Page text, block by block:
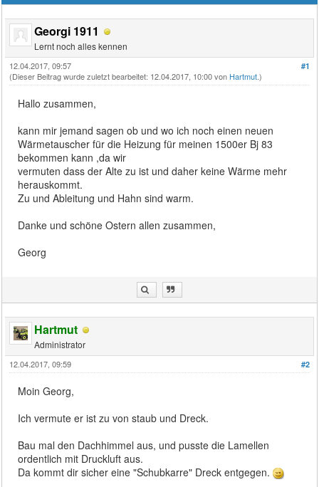
Georgi 1911
Lernt noch alles kennen
#1
12.04.2017, 09:57
(Dieser Beitrag wurde zuletzt bearbeitet: 12.04.2017, 10:00 von Hartmut.)
Hallo zusammen,
kann mir jemand sagen ob und wo ich noch einen neuen
Wärmetauscher für die Heizung für meinen 1500er Bj 83
bekommen kann ,da wir
vermuten dass der Alte zu ist und daher keine Wärme mehr
herauskommt.
Zu und Ableitung und Hahn sind warm.
Danke und schöne Ostern allen zusammen,
Georg
Hartmut
Administrator
#2
12.04.2017, 09:59
Moin Georg,
Ich vermute er ist zu von staub und Dreck.
Bau mal den Dachhimmel aus, und pusste die Lamellen
ordentlich mit Druckluft aus.
Da kommt dir sicher eine "Schubkarre" Dreck entgegen.